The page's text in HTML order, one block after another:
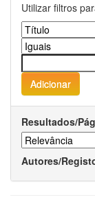
Utilizar filtros
Resultados/
Autores/